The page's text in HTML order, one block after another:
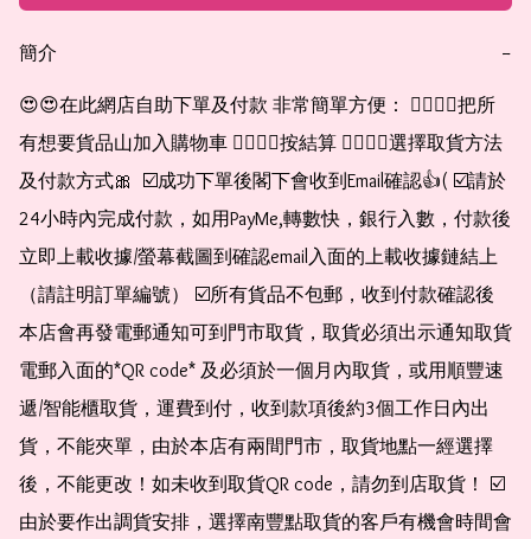
簡介 −
😍😍在此網店自助下單及付款 非常簡單方便： 👉🏻👉🏻把所
有想要貨品山加入購物車 👉🏻👉🏻按結算 👉🏻👉🏻選擇取貨方法
及付款方式🎀  ☑️成功下單後閣下會收到Email確認👍( ☑️請於
24小時內完成付款，如用PayMe,轉數快，銀行入數，付款後
立即上載收據/螢幕截圖到確認email入面的上載收據鏈結上
（請註明訂單編號） ☑️所有貨品不包郵，收到付款確認後
本店會再發電郵通知可到門市取貨，取貨必須出示通知取貨
電郵入面的*QR code* 及必須於一個月內取貨，或用順豐速
遞/智能櫃取貨，運費到付，收到款項後約3個工作日內出
貨，不能夾單，由於本店有兩間門市，取貨地點一經選擇
後，不能更改！如未收到取貨QR code，請勿到店取貨！ ☑️
由於要作出調貨安排，選擇南豐點取貨的客戶有機會時間會